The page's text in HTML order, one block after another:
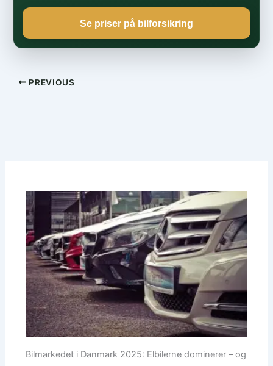
Se priser på bilforsikring
PREVIOUS
Bilmarkedet i Danmark 2025: Elbilerne dominerer – og